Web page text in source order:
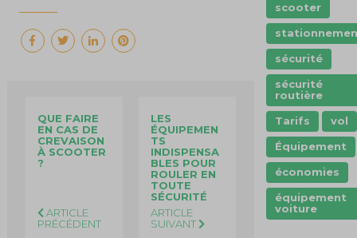
QUE FAIRE
EN CAS DE
CREVAISON
À SCOOTER
?
ARTICLE
PRÉCÉDENT
LES
ÉQUIPEMEN
TS
INDISPENSA
BLES POUR
ROULER EN
TOUTE
SÉCURITÉ
ARTICLE
SUIVANT
scooter
sécurité
sécurité
routière
Tarifs
vol
Équipement
économies
équipement
voiture